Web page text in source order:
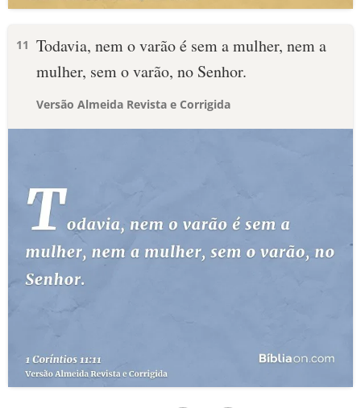
11 Todavia, nem o varão é sem a mulher, nem a
mulher, sem o varão, no Senhor.
Versão Almeida Revista e Corrigida